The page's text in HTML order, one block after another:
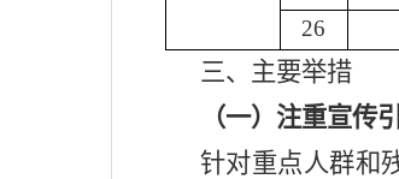
26
三、主要举措
（一） 注重宣传
针对重点人群和